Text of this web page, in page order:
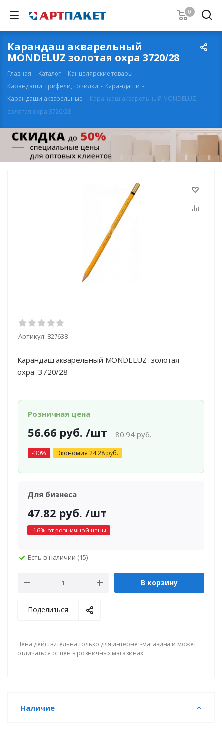
0
Карандаш акварельный
MONDELUZ золотая охра 3720/28
Главная - Каталог - Канцелярские товары -
Карандаши, грифели, точилки - Карандаши -
Карандаши акварельные - Карандаш акварельный MONDELUZ
золотая охра 3720/28
Артикул: 827638
Карандаш акварельный MONDELUZ золотая
охра 3720/28
Розничная цена
56.66 руб. /шт 80.94руб.
-30% Экономия 24.28руб.
Для бизнеса
47.82 руб. /шт
-16% от розничной цены
Есть в наличии (15)
В корзину
Поделиться
Цена действительна только для интернет-магазина и может
отличаться от цен в розничных магазинах
Наличие